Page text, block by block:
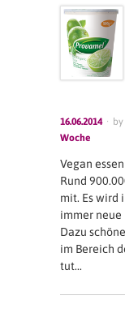
16.06.2014· by
Woche
Vegan
Rund
mit. Es wird
immer neue
Dazu
im Bereich
tut…